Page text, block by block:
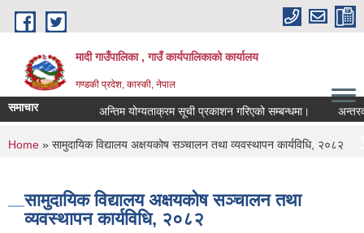
Skip to main content
मादी गाउँपालिका , गाउँ कार्यपालिकाको कार्यालय
गण्डकी प्रदेश, कास्की, नेपाल
समाचार अन्तिम योग्यताक्रम सूची प्रकाशन गरिएको सम्बन्धमा। अन्तरवार्ता
अन्तिम योग्यताक्रम
07/23/2026 - 16:53
You are here
Home » सामुदायिक विद्यालय अक्षयकोष सञ्चालन तथा व्यवस्थापन कार्यविधि, २०८२
सामुदायिक विद्यालय अक्षयकोष सञ्चालन तथा
व्यवस्थापन कार्यविधि, २०८२